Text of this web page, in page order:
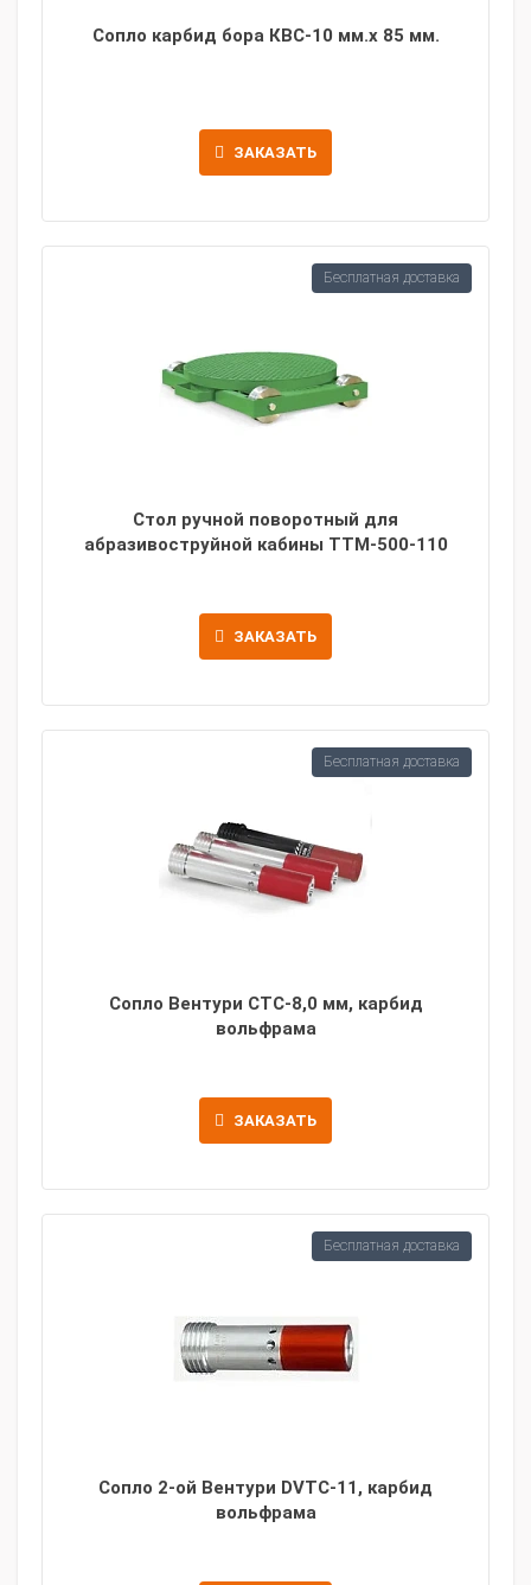
Сопло карбид бора КВС-10 мм.х 85 мм.
ЗАКАЗАТЬ
Стол ручной поворотный для
абразивоструйной кабины TTM-500-110
ЗАКАЗАТЬ
Бесплатная доставка
Сопло Вентури CTC-8,0 мм, карбид
вольфрама
ЗАКАЗАТЬ
Бесплатная доставка
Сопло 2-ой Вентури DVTC-11, карбид
вольфрама
Бесплатная доставка